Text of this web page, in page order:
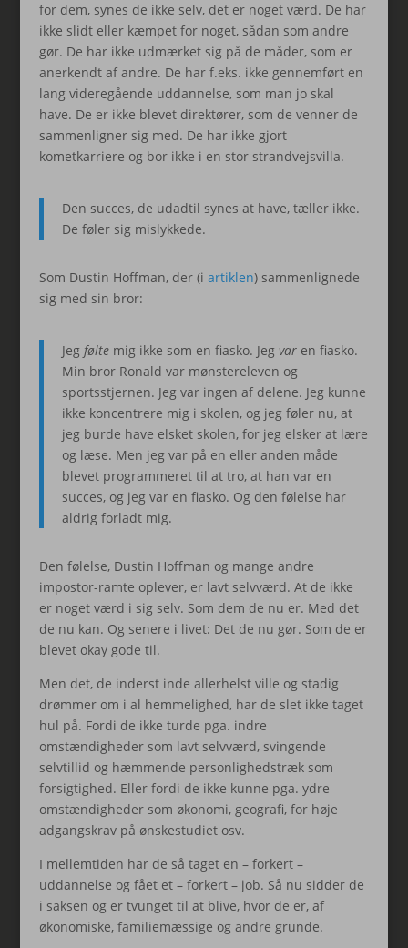
for dem, synes de ikke selv, det er noget værd. De har
ikke slidt eller kæmpet for noget, sådan som andre
gør. De har ikke udmærket sig på de måder, som er
anerkendt af andre. De har f.eks. ikke gennemført en
lang videregående uddannelse, som man jo skal
have. De er ikke blevet direktører, som de venner de
sammenligner sig med. De har ikke gjort
kometkarriere og bor ikke i en stor strandvejsvilla.
Den succes, de udadtil synes at have, tæller ikke.
De føler sig mislykkede.
Som Dustin Hoffman, der (i artiklen) sammenlignede
sig med sin bror:
Jeg føltemig ikke som en fiasko. Jeg varen fiasko.
Min bror Ronald var mønstereleven og
sportsstjernen. Jeg var ingen af delene. Jeg kunne
ikke koncentrere mig i skolen, og jeg føler nu, at
jeg burde have elsket skolen, for jeg elsker at lære
og læse. Men jeg var på en eller anden måde
blevet programmeret til at tro, at han var en
succes, og jeg var en fiasko. Og den følelse har
aldrig forladt mig.
Den følelse, Dustin Hoffman og mange andre
impostor-ramte oplever, er lavt selvværd. At de ikke
er noget værd i sig selv. Som dem de nu er. Med det
de nu kan. Og senere i livet: Det de nu gør. Som de er
blevet okay gode til.
Men det, de inderst inde allerhelst ville og stadig
drømmer om i al hemmelighed, har de slet ikke taget
hul på. Fordi de ikke turde pga. indre
omstændigheder som lavt selvværd, svingende
selvtillid og hæmmende personlighedstræk som
forsigtighed. Eller fordi de ikke kunne pga. ydre
omstændigheder som økonomi, geografi, for høje
adgangskrav på ønskestudiet osv.
I mellemtiden har de så taget en – forkert –
uddannelse og fået et – forkert – job. Så nu sidder de
i saksen og er tvunget til at blive, hvor de er, af
økonomiske, familiemæssige og andre grunde.